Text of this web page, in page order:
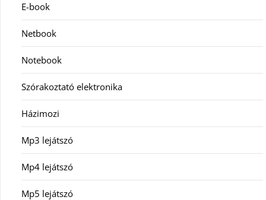
E-book
Netbook
Notebook
Szórakoztató elektronika
Házimozi
Mp3 lejátszó
Mp4 lejátszó
Mp5 lejátszó